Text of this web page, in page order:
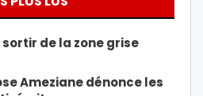
de la zone grise
Ameziane dénonce les